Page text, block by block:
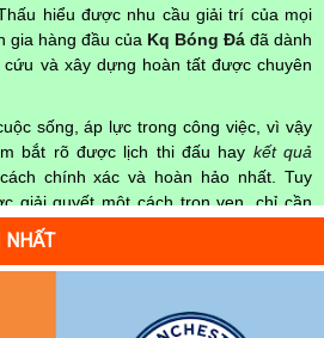
hiểu được nhu cầu giải trí của mọi
gia hàng đầu của Kq Bóng Đá đã dành
và xây dựng hoàn tất được chuyên
sống, áp lực trong công việc, vì vậy
bắt rõ được lịch thi đấu hay kết quả
chính xác và hoàn hảo nhất. Tuy
giải quyết một cách trọn vẹn, chỉ cần
Lịch Thi Đấu
được chính xác về thời gian các trận
trên Thế giới diễn ra trong thời gian sắp
đá đang đạt được.
NHẤT